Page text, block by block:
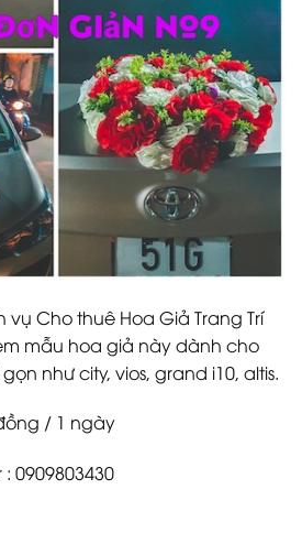
vụ Cho thuê Hoa Giả Trang Trí
mẫu hoa giả này dành cho
như city, vios, grand i10, altis.
/ 1 ngày
0909803430